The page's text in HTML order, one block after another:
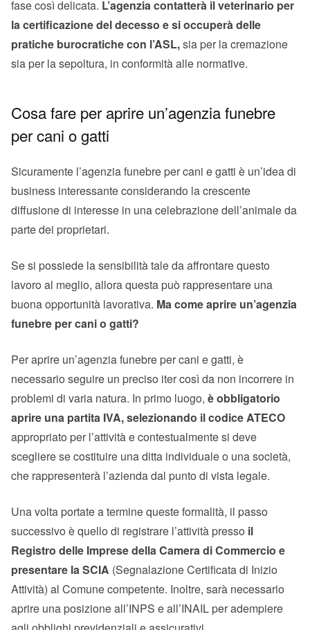
fase così delicata. L’agenzia contatterà il veterinario per
la certificazione del decesso e si occuperà delle
pratiche burocratiche con l’ASL,sia per la cremazione
sia per la sepoltura, in conformità alle normative.
Cosa fare per aprire un’agenzia funebre
per cani o gatti
Sicuramente l’agenzia funebre per cani e gatti è un’idea di
business interessante considerando la crescente
diffusione di interesse in una celebrazione dell’animale da
parte dei proprietari.
Se si possiede la sensibilità tale da affrontare questo
lavoro al meglio, allora questa può rappresentare una
buona opportunità lavorativa. Ma come aprire un’agenzia
funebre per cani o gatti?
Per aprire un’agenzia funebre per cani e gatti, è
necessario seguire un preciso iter così da non incorrere in
problemi di varia natura. In primo luogo, è obbligatorio
aprire una partita IVA, selezionando il codice ATECO
appropriato per l’attività e contestualmente si deve
scegliere se costituire una ditta individuale o una società,
che rappresenterà l’azienda dal punto di vista legale.
Una volta portate a termine queste formalità, il passo
successivo è quello di registrare l’attività presso il
Registro delle Imprese della Camera di Commercio e
presentare la SCIA (Segnalazione Certificata di Inizio
Attività) al Comune competente. Inoltre, sarà necessario
aprire una posizione all’INPS e all’INAIL per adempiere